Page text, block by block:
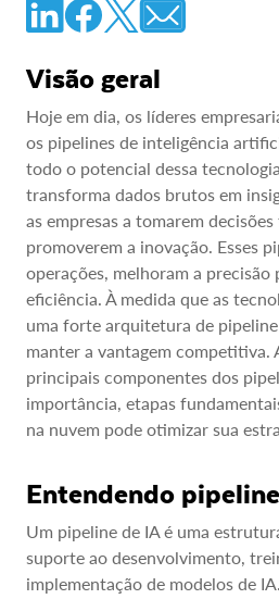
Visão geral
Hoje em dia, os líderes
os pipelines de inteligência
todo o potencial dessa
transforma dados brutos em
as empresas a tomarem
promoverem a inovação. Esses
operações, melhoram a precisão
eficiência. À medida que as
uma forte arquitetura de
manter a vantagem competitiva.
principais componentes dos
importância, etapas
na nuvem pode otimizar sua
Entendendo
Um pipeline de IA é uma
suporte ao desenvolvimento,
implementação de modelos de